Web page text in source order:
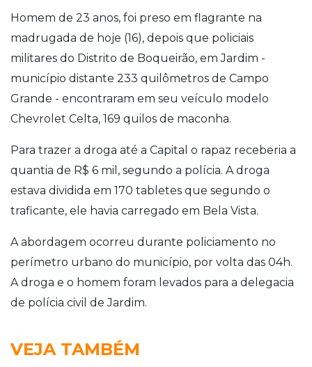
Homem de 23 anos, foi preso em flagrante na
madrugada de hoje (16), depois que policiais
militares do Distrito de Boqueirão, em Jardim -
município distante 233 quilômetros de Campo
Grande - encontraram em seu veículo modelo
Chevrolet Celta, 169 quilos de maconha.
Para trazer a droga até a Capital o rapaz receberia a
quantia de R$ 6 mil, segundo a polícia. A droga
estava dividida em 170 tabletes que segundo o
traficante, ele havia carregado em Bela Vista.
A abordagem ocorreu durante policiamento no
perímetro urbano do município, por volta das 04h.
A droga e o homem foram levados para a delegacia
de polícia civil de Jardim.
VEJA TAMBÉM